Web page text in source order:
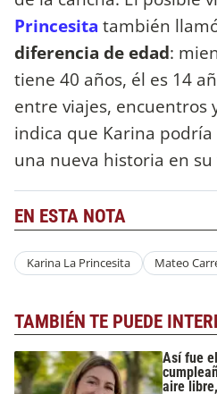
Princesita también
diferencia de edad:
tiene 40 años, él es 14
entre viajes, encuentros
indica que Karina
una nueva historia en
EN ESTA NOTA
Karina La Princesita Mateo
TAMBIÉN TE PUEDE
Así fue
aire